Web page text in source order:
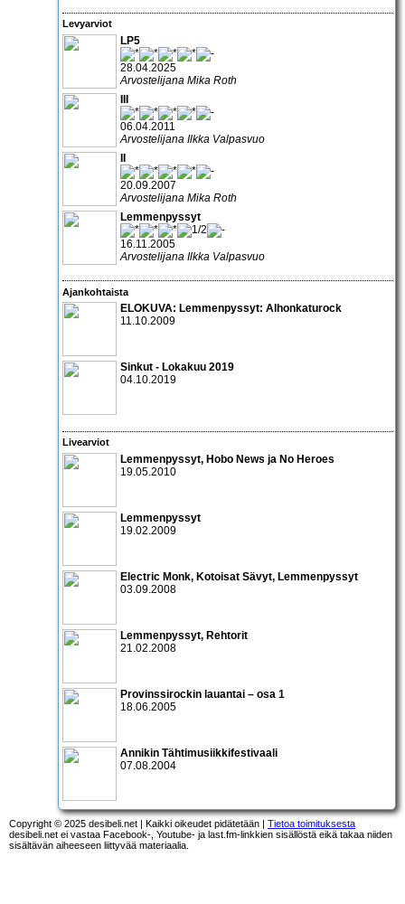
Levyarviot
LP5
28.04.2025
Arvostelijana Mika Roth
III
06.04.2011
Arvostelijana Ilkka Valpasvuo
II
20.09.2007
Arvostelijana Mika Roth
Lemmenpyssyt
16.11.2005
Arvostelijana Ilkka Valpasvuo
Ajankohtaista
ELOKUVA: Lemmenpyssyt: Alhonkaturock
11.10.2009
Sinkut - Lokakuu 2019
04.10.2019
Livearviot
Lemmenpyssyt, Hobo News ja No Heroes
19.05.2010
Lemmenpyssyt
19.02.2009
Electric Monk, Kotoisat Sävyt, Lemmenpyssyt
03.09.2008
Lemmenpyssyt, Rehtorit
21.02.2008
Provinssirockin lauantai – osa 1
18.06.2005
Annikin Tähtimusiikkifestivaali
07.08.2004
Copyright © 2025 desibeli.net | Kaikki oikeudet pidätetään | Tietoa toimituksesta
desibeli.net ei vastaa Facebook-, Youtube- ja last.fm-linkkien sisällöstä eikä takaa niiden
sisältävän aiheeseen liittyvää materiaalia.